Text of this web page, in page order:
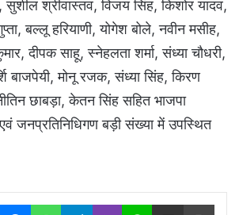
श्रीवास्तव, विजय सिंह, किशोर यादव,
बल्लू हरियाणी, योगेश बोले, नवीन मसीह,
दीपक साहू, स्नेहलता शर्मा, संध्या चौधरी,
बाजपेयी, मोनू रजक, संध्या सिंह, किरण
छाबड़ा, केतन सिंह सहित भाजपा
एवं जनप्रतिनिधिगण बड़ी संख्या में उपस्थित
LinkedInMessengerWhatsAppTelegram
Viber Line Share via Email Print